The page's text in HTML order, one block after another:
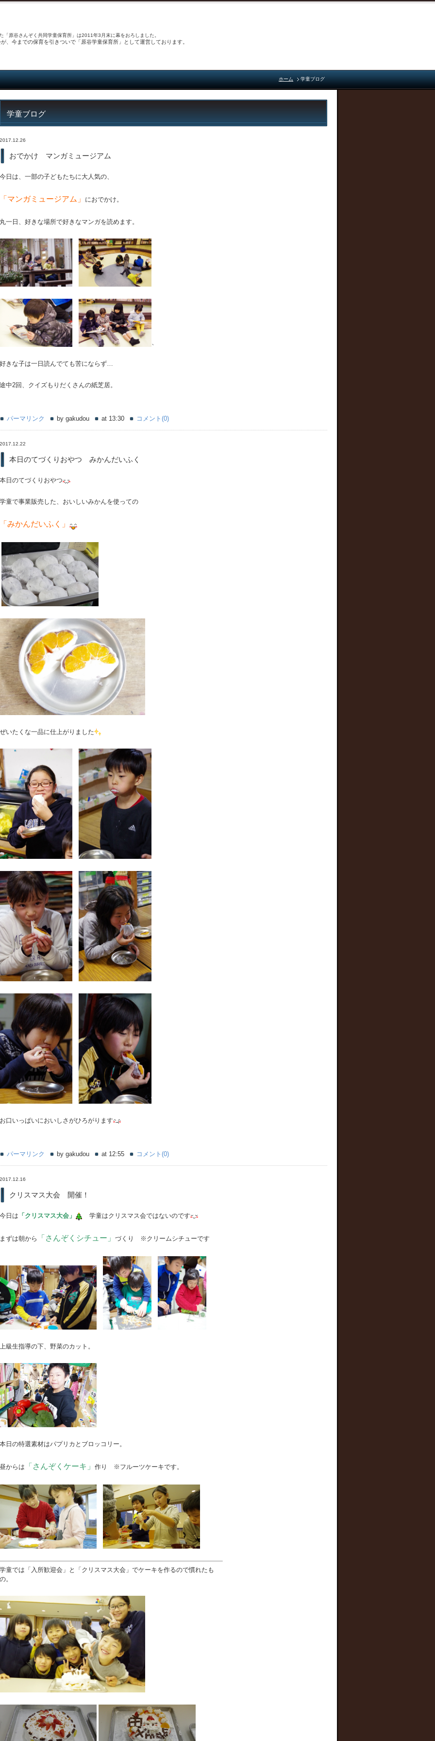
原谷さんぞく共同学童保育所」は2011年3月末に幕をおろしました。
今までの保育を引きついで「原谷学童保育所」として運営しております。
ホーム 学童ブログ
学童ブログ
2017.12.26
おでかけ マンガミュージアム
今日は、一部の子どもたちに大人気の、
「マンガミュージアム」 におでかけ。
丸一日、好きな場所で好きなマンガを読めます。
、
好きな子は一日読んでても苦にならず…
途中2回、クイズもりだくさんの紙芝居。
パーマリンク by gakudou at 13:30 コメント(0)
2017.12.22
本日のてづくりおやつ みかんだいふく
本日のてづくりおやつ
学童で事業販売した、おいしいみかんを使っての
「みかんだいふく」
ぜいたくな一品に仕上がりました
お口いっぱいにおいしさがひろがります
パーマリンク by gakudou at 12:55 コメント(0)
2017.12.16
クリスマス大会 開催！
今日は 「クリスマス大会」 学童はクリスマス会ではないのです
まずは朝から 「さんぞくシチュー」 づくり ※クリームシチューです
上級生指導の下、野菜のカット。
本日の特選素材はパプリカとブロッコリー。
昼からは 「さんぞくケーキ」 作り ※フルーツケーキです。
学童では「入所歓迎会」と「クリスマス大会」でケーキを作るので慣れたも
の。